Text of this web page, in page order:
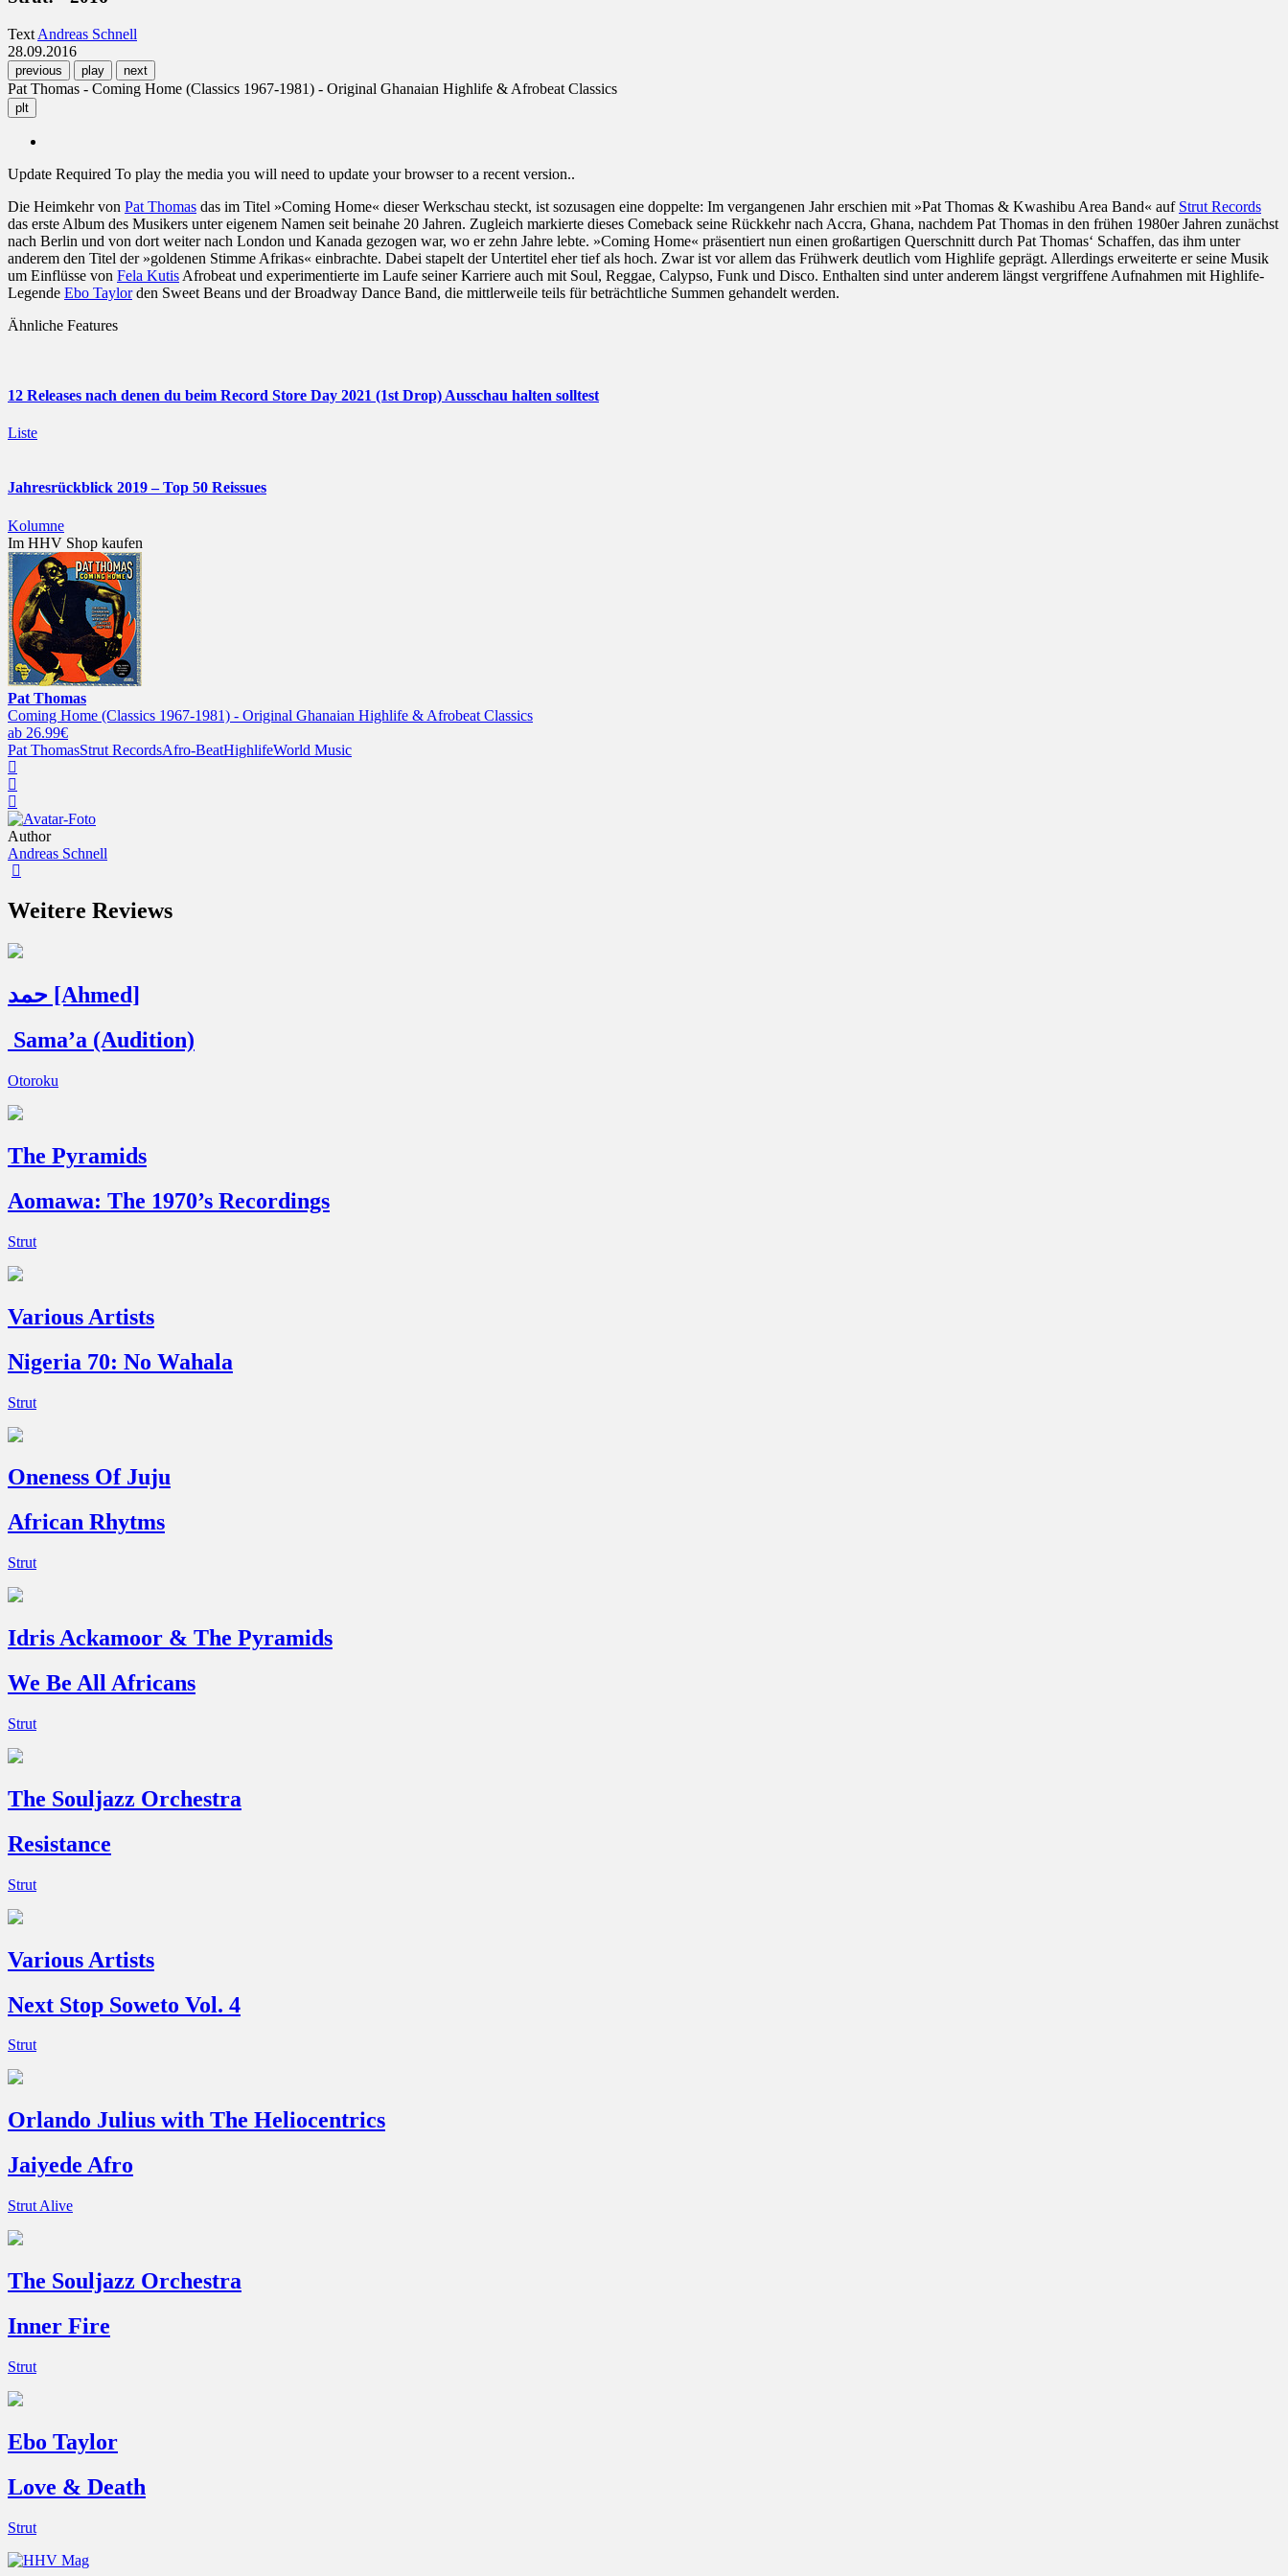
Text Andreas Schnell
28.09.2016
previous play next
Pat Thomas - Coming Home (Classics 1967-1981) - Original Ghanaian Highlife & Afrobeat Classics
plt
Update Required To play the media you will need to update your browser to a recent version..
Die Heimkehr von Pat Thomas das im Titel »Coming Home« dieser Werkschau steckt, ist sozusagen eine doppelte: Im vergangenen Jahr erschien mit »Pat Thomas & Kwashibu Area Band« auf Strut Records
das erste Album des Musikers unter eigenem Namen seit beinahe 20 Jahren. Zugleich markierte dieses Comeback seine Rückkehr nach Accra, Ghana, nachdem Pat Thomas in den frühen 1980er Jahren zunächst
nach Berlin und von dort weiter nach London und Kanada gezogen war, wo er zehn Jahre lebte. »Coming Home« präsentiert nun einen großartigen Querschnitt durch Pat Thomas‘ Schaffen, das ihm unter
anderem den Titel der »goldenen Stimme Afrikas« einbrachte. Dabei stapelt der Untertitel eher tief als hoch. Zwar ist vor allem das Frühwerk deutlich vom Highlife geprägt. Allerdings erweiterte er seine Musik
um Einflüsse von Fela Kutis Afrobeat und experimentierte im Laufe seiner Karriere auch mit Soul, Reggae, Calypso, Funk und Disco. Enthalten sind unter anderem längst vergriffene Aufnahmen mit Highlife-
Legende Ebo Taylorden Sweet Beans und der Broadway Dance Band, die mittlerweile teils für beträchtliche Summen gehandelt werden.
Ähnliche Features
12 Releases nach denen du beim Record Store Day 2021 (1st Drop) Ausschau halten solltest
Liste
Jahresrückblick 2019 – Top 50 Reissues
Kolumne
Im HHV Shop kaufen
Pat Thomas
Coming Home (Classics 1967-1981) - Original Ghanaian Highlife & Afrobeat Classics
ab 26.99€
Pat ThomasStrut RecordsAfro-BeatHighlifeWorld Music
Author
Andreas Schnell
Weitere Reviews
حمد [Ahmed]
Sama’a (Audition)
Otoroku
The Pyramids
Aomawa: The 1970’s Recordings
Strut
Various Artists
Nigeria 70: No Wahala
Strut
Oneness Of Juju
African Rhytms
Strut
Idris Ackamoor & The Pyramids
We Be All Africans
Strut
The Souljazz Orchestra
Resistance
Strut
Various Artists
Next Stop Soweto Vol. 4
Strut
Orlando Julius with The Heliocentrics
Jaiyede Afro
Strut Alive
The Souljazz Orchestra
Inner Fire
Strut
Ebo Taylor
Love & Death
Strut